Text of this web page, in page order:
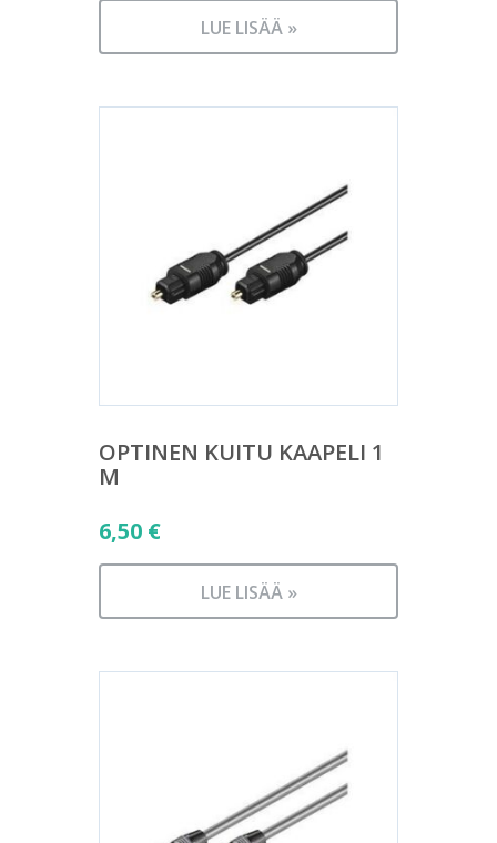
LUE LISÄÄ »
OPTINEN KUITU KAAPELI 1
M
6,50 €
LUE LISÄÄ »